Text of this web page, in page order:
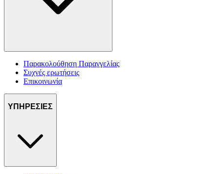
Παρακολούθηση Παραγγελίας
Συχνές ερωτήσεις
Επικοινωνία
ΥΠΗΡΕΣΙΕΣ